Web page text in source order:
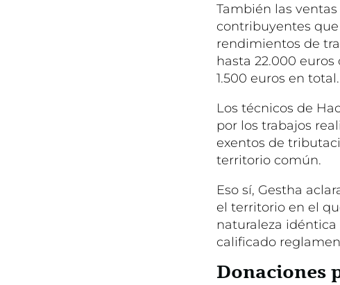
También las
contribuyentes
rendimientos de
hasta 22.000
1.500 euros en total.
Los técnicos de
por los trabajos
exentos de
territorio común.
Eso sí, Gestha
el territorio en el
naturaleza idéntica
calificado
Donaciones